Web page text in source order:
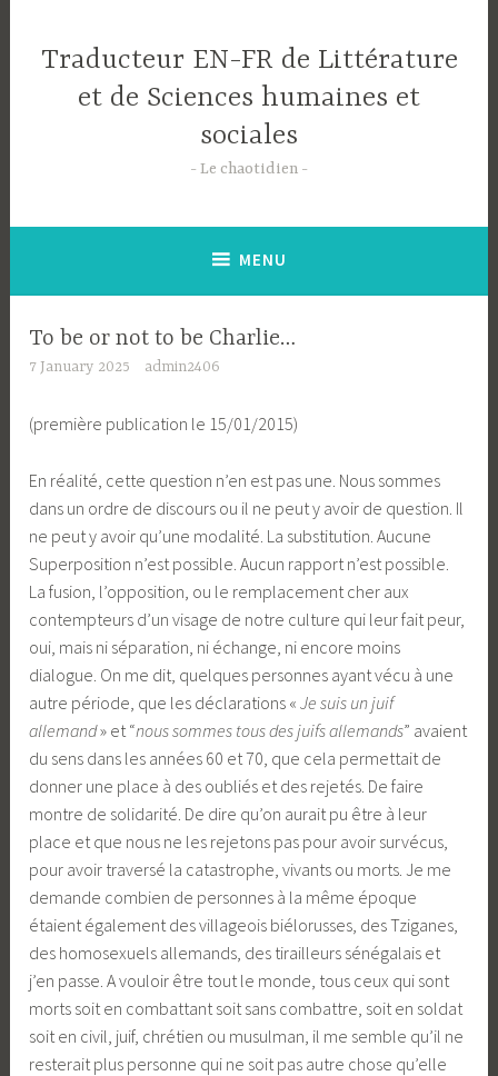
contentTraducteur EN-FR de Littérature
et de Sciences humaines et
sociales
Le chaotidien
MENU
To be or not to be Charlie…
7 January 2025 admin2406
(première publication le 15/01/2015)
En réalité, cette question n’en est pas une. Nous sommes
dans un ordre de discours ou il ne peut y avoir de question. Il
ne peut y avoir qu’une modalité. La substitution. Aucune
Superposition n’est possible. Aucun rapport n’est possible.
La fusion, l’opposition, ou le remplacement cher aux
contempteurs d’un visage de notre culture qui leur fait peur,
oui, mais ni séparation, ni échange, ni encore moins
dialogue. On me dit, quelques personnes ayant vécu à une
autre période, que les déclarations «Je suis un juif
allemand» et “nous sommes tous des juifs allemands” avaient
du sens dans les années 60 et 70, que cela permettait de
donner une place à des oubliés et des rejetés. De faire
montre de solidarité. De dire qu’on aurait pu être à leur
place et que nous ne les rejetons pas pour avoir survécus,
pour avoir traversé la catastrophe, vivants ou morts. Je me
demande combien de personnes à la même époque
étaient également des villageois biélorusses, des Tziganes,
des homosexuels allemands, des tirailleurs sénégalais et
j’en passe. A vouloir être tout le monde, tous ceux qui sont
morts soit en combattant soit sans combattre, soit en soldat
soit en civil, juif, chrétien ou musulman, il me semble qu’il ne
resterait plus personne qui ne soit pas autre chose qu’elle